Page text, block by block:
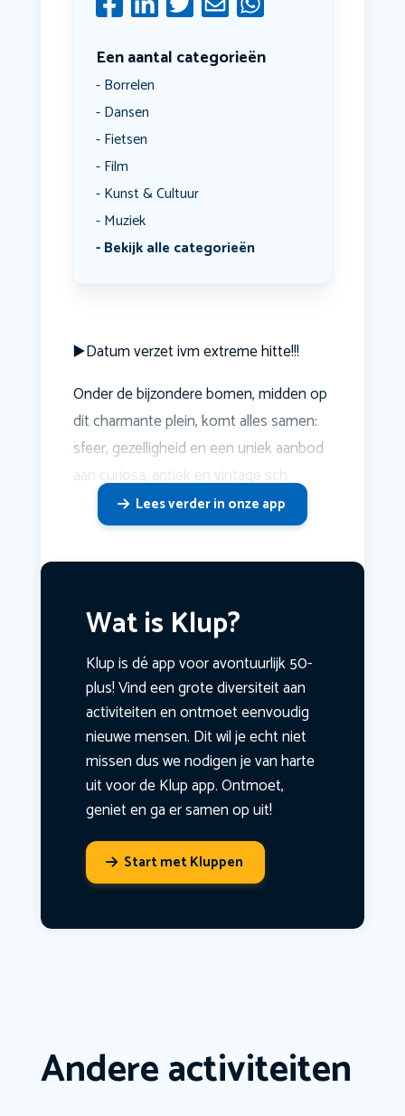
Een aantal categorieën
Borrelen
Dansen
Fietsen
Film
Kunst & Cultuur
Muziek
Bekijk alle categorieën
▶️Datum verzet ivm extreme hitte!!!
Onder de bijzondere bomen, midden op
dit charmante plein, komt alles samen:
sfeer, gezelligheid en een uniek aanbod
aan curiosa, antiek en vintage sch
Lees verder in onze app
Wat is Klup?
Klup is dé app voor avontuurlijk 50-
plus! Vind een grote diversiteit aan
activiteiten en ontmoet eenvoudig
nieuwe mensen. Dit wil je echt niet
missen dus we nodigen je van harte
uit voor de Klup app. Ontmoet,
geniet en ga er samen op uit!
Start met Kluppen
Andere activiteiten